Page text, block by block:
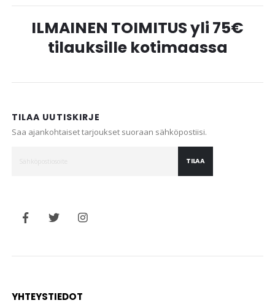
ILMAINEN TOIMITUS yli 75€
tilauksille kotimaassa
TILAA UUTISKIRJE
Saa ajankohtaiset tarjoukset suoraan sähköpostiisi.
TILAA
YHTEYSTIEDOT